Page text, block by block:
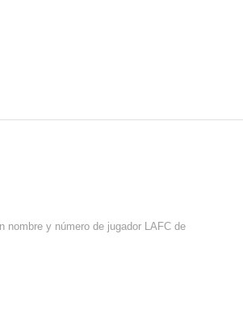
y número de jugador LAFC de